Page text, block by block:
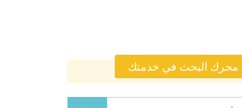
محرك البحث في خدمتك